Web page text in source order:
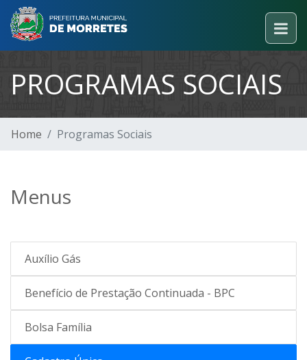
PROGRAMAS SOCIAIS
Home Programas Sociais
Menus
Auxílio Gás
Benefício de Prestação Continuada - BPC
Bolsa Família